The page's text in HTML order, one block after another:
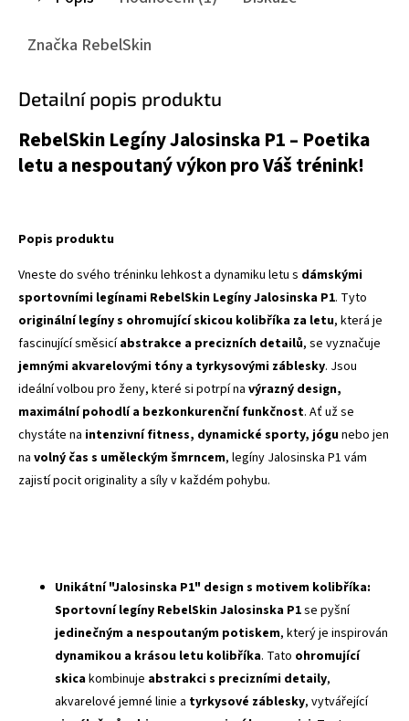
Značka RebelSkin
Detailní popis produktu
RebelSkin Legíny Jalosinska P1 – Poetika
letu a nespoutaný výkon pro Váš trénink!
Popis produktu
Vneste do svého tréninku lehkost a dynamiku letu s dámskými
sportovními legínami RebelSkin Legíny Jalosinska P1. Tyto
originální legíny s ohromující skicou kolibříka za letu, která je
fascinující směsicíabstrakce a precizních detailů, se vyznačuje
jemnými akvarelovými tóny a tyrkysovými záblesky. Jsou
ideální volbou pro ženy, které si potrpí na výrazný design,
maximální pohodlí a bezkonkurenční funkčnost. Ať už se
chystáte na intenzivní fitness, dynamické sporty, jógunebo jen
na volný čas s uměleckým šmrncem, legíny Jalosinska P1 vám
zajistí pocit originality a síly v každém pohybu.
Unikátní "Jalosinska P1" design s motivem kolibříka:
Sportovní legíny RebelSkin Jalosinska P1se pyšní
jedinečným a nespoutaným potiskem, který je inspirován
dynamikou a krásou letu kolibříka. Tato ohromující
skicakombinuje abstrakci s precizními detaily,
akvarelové jemné linie a tyrkysové záblesky, vytvářející